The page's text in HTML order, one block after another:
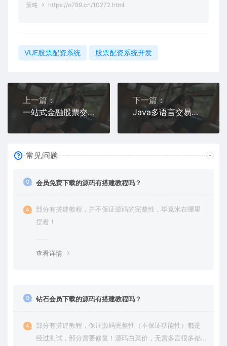
策略
https://o789.cn/10272.html
VUE股票配资系统 股票配资系统开发
上一篇：
一站式金融股票交易平台源码 | 含新股申购与交易系统
下一篇：
Java多语言交易所系统 | 支持外汇黄金区块链DApp授权交易与挖矿平台
常见问题
会员免费下载的源码有搭建教程吗？
部分有搭建教程，并不保证源码的完整性，毕竟米在哪里
摆着！
查看详情
钻石会员下载的源码有搭建教程吗？
部分有搭建教程，保证源码完整性（不保证功能性）都是
经过测试，部分需要修复！源码白菜价，无需多言很多都